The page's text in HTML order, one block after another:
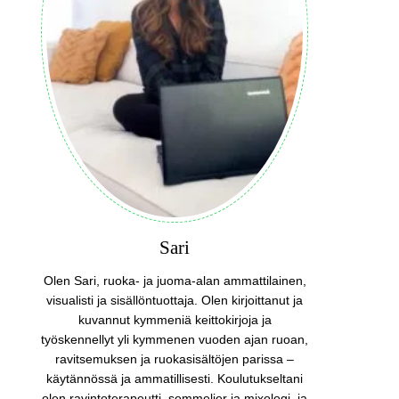
Sari
Olen Sari, ruoka- ja juoma-alan ammattilainen,
visualisti ja sisällöntuottaja. Olen kirjoittanut ja
kuvannut kymmeniä keittokirjoja ja
työskennellyt yli kymmenen vuoden ajan ruoan,
ravitsemuksen ja ruokasisältöjen parissa –
käytännössä ja ammatillisesti. Koulutukseltani